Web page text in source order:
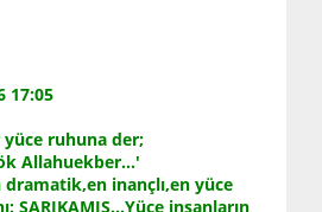
17:05
yüce ruhuna der;
Allahuekber...'
inançlı,en yüce
SARIKAMIŞ...Yüce insanların